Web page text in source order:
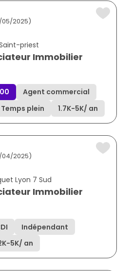
05/2025)
priest
Immobilier
Agent commercial
Temps plein 1.7K-5K/ an
04/2025)
Lyon 7 Sud
Immobilier
Indépendant
-5K/ an